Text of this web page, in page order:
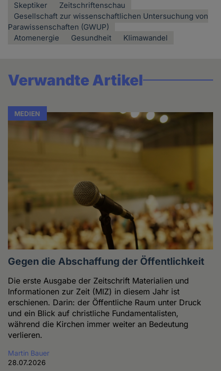
Skeptiker
Zeitschriftenschau
Gesellschaft zur wissenschaftlichen Untersuchung von
Parawissenschaften (GWUP)
Atomenergie
Gesundheit Klimawandel
Verwandte Artikel
MEDIEN
Gegen die Abschaffung der Öffentlichkeit
Die erste Ausgabe der Zeitschrift Materialien und
Informationen zur Zeit (MIZ) in diesem Jahr ist
erschienen. Darin: der Öffentliche Raum unter Druck
und ein Blick auf christliche Fundamentalisten,
während die Kirchen immer weiter an Bedeutung
verlieren.
Martin Bauer
28.07.2026